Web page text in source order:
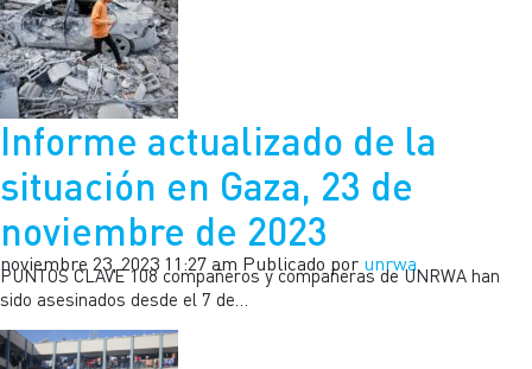
Informe actualizado de la
situación en Gaza, 23 de
noviembre de 2023
noviembre 23, 2023 11:27 am Publicado por unrwa
PUNTOS CLAVE 108 compañeros y compañeras de UNRWA han
sido asesinados desde el 7 de…